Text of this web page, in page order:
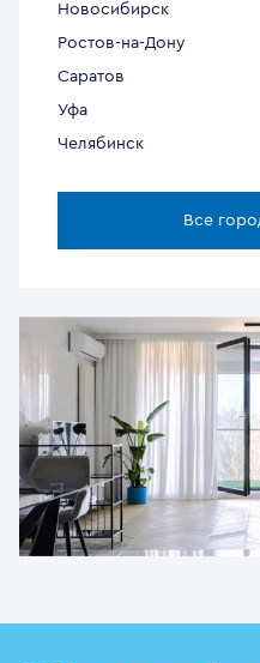
Новосибирск
Ростов-на-Дону
Саратов
Уфа
Челябинск
Все